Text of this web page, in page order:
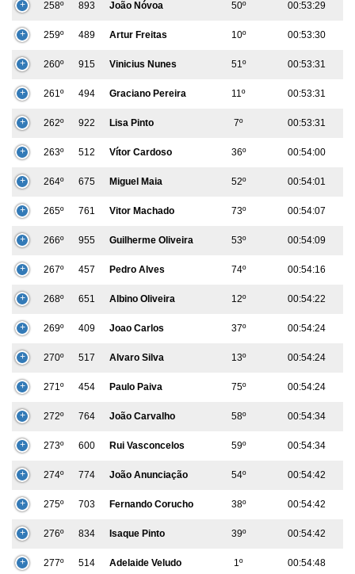
258º 893 João Nóvoa 50º 00:53:29
259º 489 Artur Freitas 10º 00:53:30
260º 915 Vinicius Nunes 51º 00:53:31
261º 494 Graciano Pereira 11º 00:53:31
262º 922 Lisa Pinto 7º 00:53:31
263º 512 Vítor Cardoso 36º 00:54:00
264º 675 Miguel Maia 52º 00:54:01
265º 761 Vitor Machado 73º 00:54:07
266º 955 Guilherme Oliveira 53º 00:54:09
267º 457 Pedro Alves 74º 00:54:16
268º 651 Albino Oliveira 12º 00:54:22
269º 409 Joao Carlos 37º 00:54:24
270º 517 Alvaro Silva 13º 00:54:24
271º 454 Paulo Paiva 75º 00:54:24
272º 764 João Carvalho 58º 00:54:34
273º 600 Rui Vasconcelos 59º 00:54:34
274º 774 João Anunciação 54º 00:54:42
275º 703 Fernando Corucho 38º 00:54:42
276º 834 Isaque Pinto 39º 00:54:42
277º 514 Adelaide Veludo 1º 00:54:48